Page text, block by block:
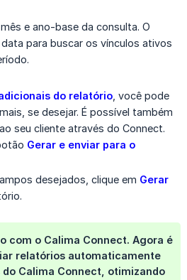
e ano-base da consulta. O
para buscar os vínculos ativos
do relatório , você pode
se desejar. É possível também
seu cliente através do Connect.
Gerar e enviar para o
desejados, clique em Gerar
com o Calima Connect. Agora é
relatórios automaticamente
do Calima Connect , otimizando